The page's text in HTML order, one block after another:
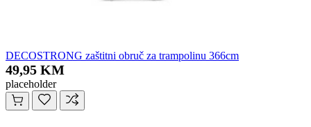
DECOSTRONG zaštitni obruč za trampolinu 366cm
49,95 KM
placeholder